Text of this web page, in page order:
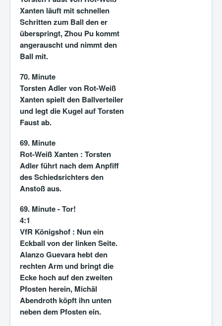
Xanten läuft mit schnellen
Schritten zum Ball den er
überspringt, Zhou Pu kommt
angerauscht und nimmt den
Ball mit.
70. Minute
Torsten Adler von Rot-Weiß
Xanten spielt den Ballverteiler
und legt die Kugel auf Torsten
Faust ab.
69. Minute
Rot-Weiß Xanten : Torsten
Adler führt nach dem Anpfiff
des Schiedsrichters den
Anstoß aus.
69. Minute - Tor!
4:1
VfR Königshof : Nun ein
Eckball von der linken Seite.
Alanzo Guevara hebt den
rechten Arm und bringt die
Ecke hoch auf den zweiten
Pfosten herein, Michäl
Abendroth köpft ihn unten
neben dem Pfosten ein.